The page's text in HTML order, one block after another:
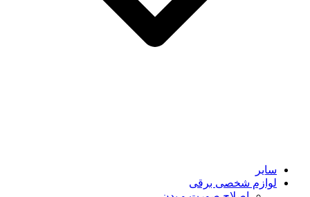
سایر
لوازم شخصی برقی